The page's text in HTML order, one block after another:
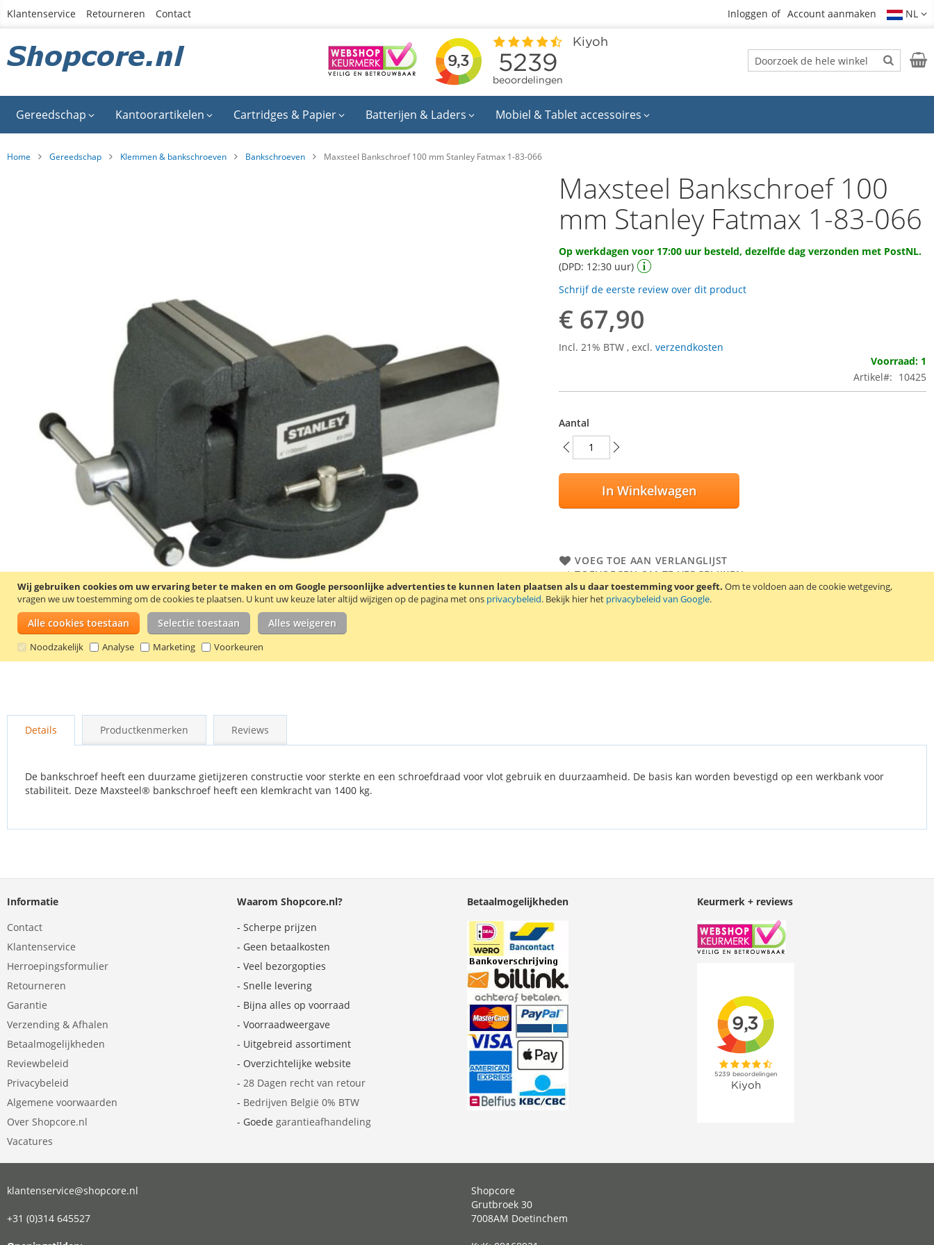
Wij gebruiken cookies om uw ervaring beter te maken en om Google persoonlijke advertenties te kunnen laten plaatsen als u daar toestemming voor geeft. Om te voldoen aan de cookie wetgeving,
vragen we uw toestemming om de cookies te plaatsen. U kunt uw keuze later altijd wijzigen op de pagina met ons privacybeleid. Bekijk hier het privacybeleid van Google.
Alle cookies toestaan Selectie toestaan Alles weigeren
Noodzakelijk Analyse Marketing Voorkeuren
Ga
inhoud
Klantenservice Retourneren Contact Inloggen Account aanmaken NL
Zoek
Zoek
Gereedschap Kantoorartikelen Cartridges & Papier Batterijen & Laders Mobiel & Tablet accessoires
Home Gereedschap Klemmen & bankschroeven Bankschroeven Maxsteel Bankschroef 100 mm Stanley Fatmax 1-83-066
naar
afbeeldingen-
Maxsteel Bankschroef 100
mm Stanley Fatmax 1-83-066
Op werkdagen voor 17:00 uur besteld, dezelfde dag verzonden met PostNL.
(DPD: 12:30 uur)
Schrijf de eerste review over dit product
€ 67,90
Incl. 21% BTW, excl.verzendkosten
Voorraad: 1
Artikel
10425
Aantal
In Winkelwagen
VOEG TOE AAN VERLANGLIJST
TOEVOEGEN OM TE VERGELIJKEN
Deze Stanley Fatmax bankschroef voor zware toepassingen heeft een
Details Productkenmerken Reviews
De bankschroef heeft een duurzame gietijzeren constructie voor sterkte en een schroefdraad voor vlot gebruik en duurzaamheid. De basis kan worden bevestigd op een werkbank voor
stabiliteit. Deze Maxsteel® bankschroef heeft een klemkracht van 1400 kg.
Informatie
Contact
Klantenservice
Herroepingsformulier
Retourneren
Garantie
Verzending & Afhalen
Betaalmogelijkheden
Reviewbeleid
Privacybeleid
Algemene voorwaarden
Over Shopcore.nl
Vacatures
Waarom Shopcore.nl?
- Scherpe prijzen
- Geen betaalkosten
- Veel bezorgopties
- Snelle levering
- Bijna alles op voorraad
- Voorraadweergave
- Uitgebreid assortiment
- Overzichtelijke website
- 28 Dagen recht van retour
- Bedrijven België 0% BTW
- Goede garantieafhandeling
Betaalmogelijkheden Keurmerk + reviews
klantenservice@shopcore.nl
+31 (0)314 645527
Shopcore
Grutbroek 30
7008AM Doetinchem